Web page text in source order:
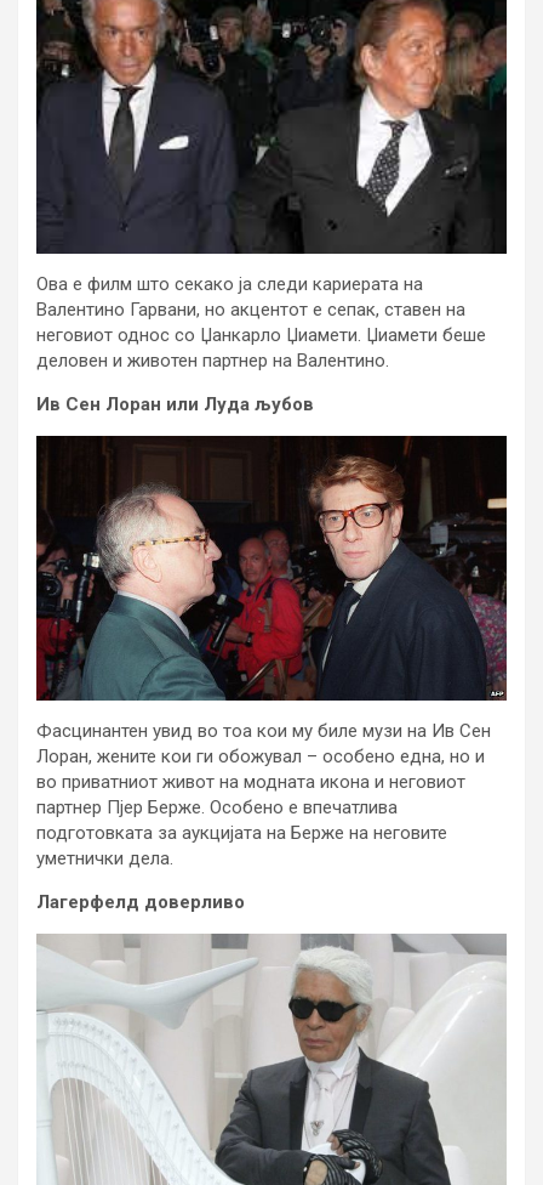
Ова е филм што секако ја следи кариерата на
Валентино Гарвани, но акцентот е сепак, ставен на
неговиот однос со Џанкарло Џиамети. Џиамети беше
деловен и животен партнер на Валентино.
Ив Сен Лоран или Луда љубов
Фасцинантен увид во тоа кои му биле музи на Ив Сен
Лоран, жените кои ги обожувал – особено една, но и
во приватниот живот на модната икона и неговиот
партнер Пјер Берже. Особено е впечатлива
подготовката за аукцијата на Берже на неговите
уметнички дела.
Лагерфелд доверливо